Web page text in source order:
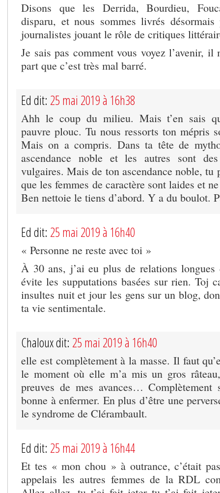
Disons que les Derrida, Bourdieu,
disparu, et nous sommes livrés désormais
journalistes jouant le rôle de critiques
Je sais pas comment vous voyez l’avenir, il
part que c’est très mal barré.
Ed dit: 25 mai 2019 à 16h38
Ahh le coup du milieu. Mais t’en sais
pauvre plouc. Tu nous ressorts ton mépris
Mais on a compris. Dans ta tête de
ascendance noble et les autres sont
vulgaires. Mais de ton ascendance noble, tu
que les femmes de caractère sont laides et
Ben nettoie le tiens d’abord. Y a du boulot.
Ed dit: 25 mai 2019 à 16h40
« Personne ne reste avec toi »
À 30 ans, j’ai eu plus de relations
évite les supputations basées sur rien. Toj
insultes nuit et jour les gens sur un blog,
ta vie sentimentale.
Chaloux dit: 25 mai 2019 à 16h40
elle est complètement à la masse. Il faut
le moment où elle m’a mis un gros
preuves de mes avances… Complètement
bonne à enfermer. En plus d’être une
le syndrome de Clérambault.
Ed dit: 25 mai 2019 à 16h44
Et tes « mon chou » à outrance, c’était
appelais les autres femmes de la RDL